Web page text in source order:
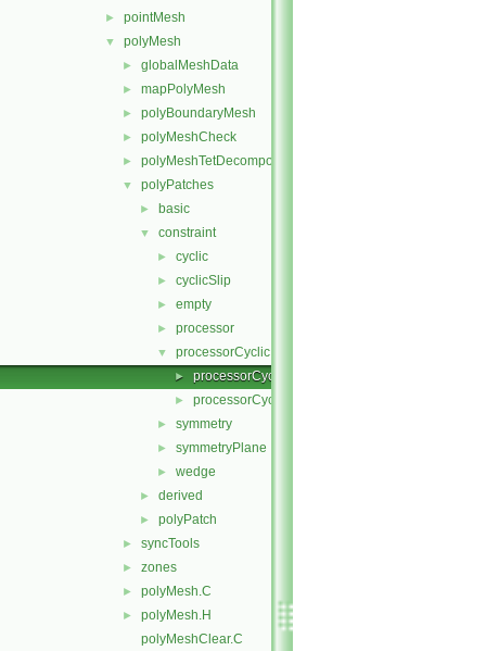
► pointMesh
▼ polyMesh
► globalMeshData
► mapPolyMesh
► polyBoundaryMesh
► polyMeshCheck
► polyMeshTetDecomposition
▼ polyPatches
► basic
▼ constraint
► cyclic
► cyclicSlip
► empty
► processor
▼ processorCyclic
► processorCyclicPolyPatch.C
► processorCyclicPolyPatch.H
► symmetry
► symmetryPlane
► wedge
► derived
► polyPatch
► syncTools
► zones
► polyMesh.C
►
polyMesh.H
polyMeshClear.C